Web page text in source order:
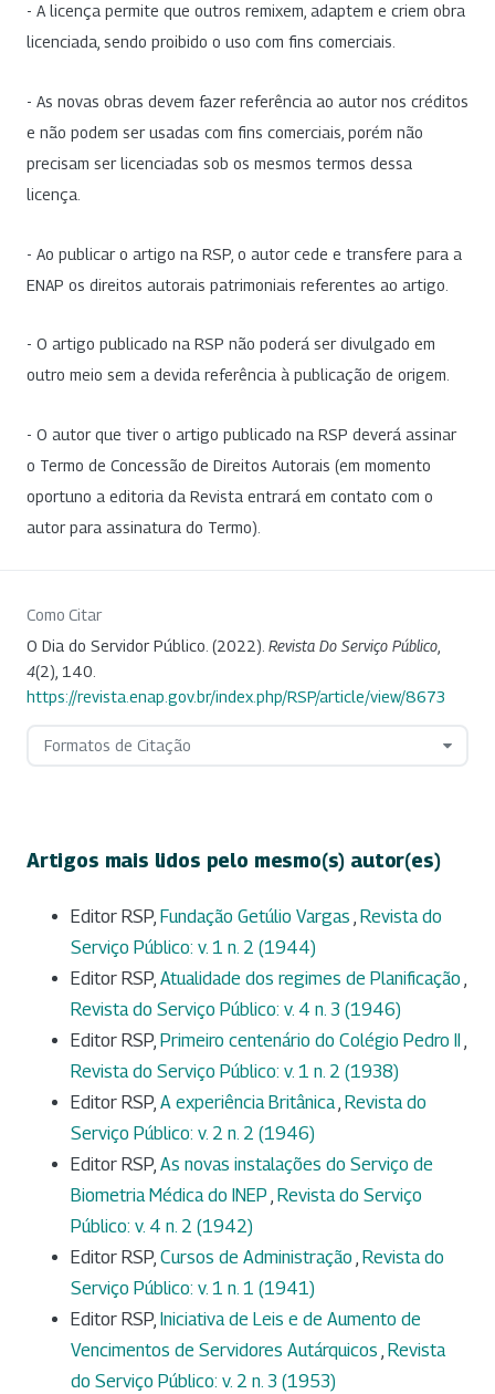
- A licença permite que outros remixem, adaptem e criem obra
licenciada, sendo proibido o uso com fins comerciais.
- As novas obras devem fazer referência ao autor nos créditos
e não podem ser usadas com fins comerciais, porém não
precisam ser licenciadas sob os mesmos termos dessa
licença.
- Ao publicar o artigo na RSP, o autor cede e transfere para a
ENAP os direitos autorais patrimoniais referentes ao artigo.
- O artigo publicado na RSP não poderá ser divulgado em
outro meio sem a devida referência à publicação de origem.
- O autor que tiver o artigo publicado na RSP deverá assinar
o Termo de Concessão de Direitos Autorais (em momento
oportuno a editoria da Revista entrará em contato com o
autor para assinatura do Termo).
Como Citar
O Dia do Servidor Público. (2022). Revista Do Serviço Público
4(2), 140.
https://revista.enap.gov.br/index.php/RSP/article/view/8673
Formatos de Citação
Artigos mais lidos pelo mesmo(s) autor(es)
Editor RSP, Fundação Getúlio Vargas , Revista do
Serviço Público: v. 1 n. 2 (1944)
Editor RSP, Atualidade dos regimes de Planificação ,
Revista do Serviço Público: v. 4 n. 3 (1946)
Editor RSP, Primeiro centenário do Colégio Pedro II ,
Revista do Serviço Público: v. 1 n. 2 (1938)
Editor RSP, A experiência Britânica, Revista do
Serviço Público: v. 2 n. 2 (1946)
Editor RSP, As novas instalações do Serviço de
Biometria Médica do INEP , Revista do Serviço
Público: v. 4 n. 2 (1942)
Editor RSP, Cursos de Administração , Revista do
Serviço Público: v. 1 n. 1 (1941)
Editor RSP, Iniciativa de Leis e de Aumento de
Vencimentos de Servidores Autárquicos , Revista
do Serviço Público: v. 2 n. 3 (1953)